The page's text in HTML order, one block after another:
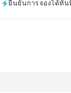
ยืนยันการจองได้ทัน